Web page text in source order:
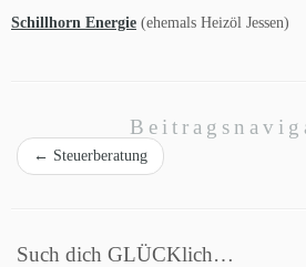
Schillhorn Energie (ehemals Heizöl Jessen)
← Steuerberatung
Such dich GLÜCKlich…